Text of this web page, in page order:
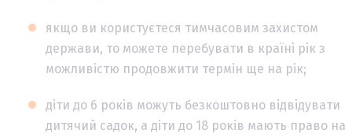
якщо ви користуєтеся тимчасовим захистом
держави, то можете перебувати в країні рік з
можливістю продовжити термін ще на рік;
діти до 6 років можуть безкоштовно відвідувати
дитячий садок, а діти до 18 років мають право на